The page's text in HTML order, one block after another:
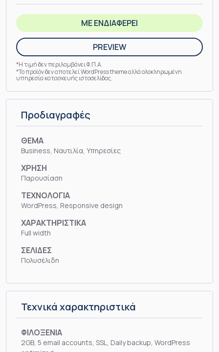
ΜΕ ΕΝΔΙΑΦΕΡΕΙ
PREVIEW
*Η τιμή δεν περιλαμβάνει Φ.Π.Α.
*Το προϊόν δεν αποτελεί WordPress theme αλλά ολοκληρωμένη
υπηρεσία κατασκευής ιστοσελίδας.
Προδιαγραφές
ΘΕΜΑ
Business, Ναυτιλία, Υπηρεσίες
ΧΡΗΣΗ
Παρουσίαση
ΤΕΧΝΟΛΟΓΙΑ
WordPress, Responsive design
ΧΑΡΑΚΤΗΡΙΣΤΙΚΑ
Full width
ΣΕΛΙΔΕΣ
Πολυσέλιδη
Τεχνικά χαρακτηριστικά
ΦΙΛΟΞΕΝΙΑ
2GB, 5 email accounts, SSL, Daily backup, WordPress